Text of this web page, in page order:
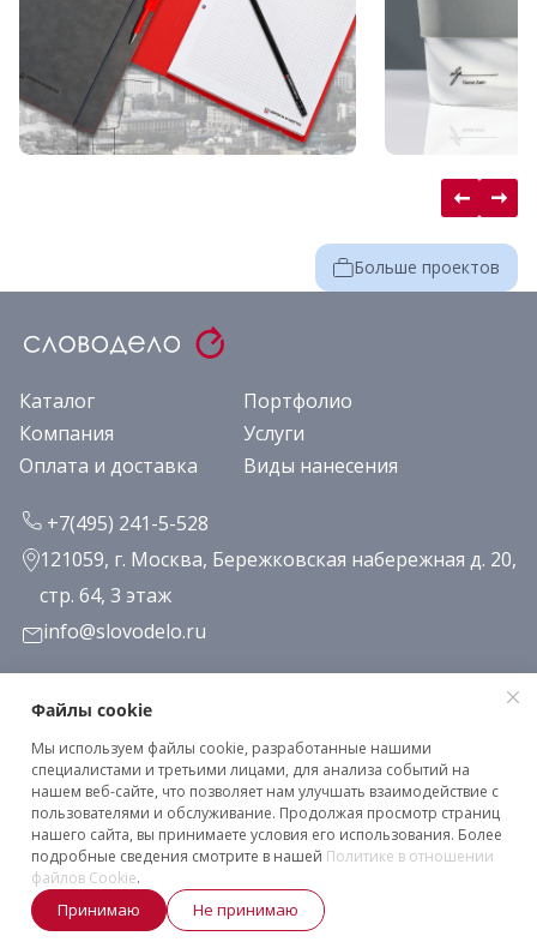
Больше проектов
Каталог
Портфолио
Компания
Услуги
Оплата и доставка
Виды нанесения
+7(495) 241-5-528
121059, г. Москва, Бережковская набережная д. 20,
стр. 64, 3 этаж
info@slovodelo.ru
Заказать звонок
Подписаться на рассылку
Клиентское соглашение
Политика конфиденциальности
2026 © «Словодело». Все права защищены
Файлы cookie
Мы используем файлы cookie, разработанные нашими
специалистами и третьими лицами, для анализа событий на
нашем веб-сайте, что позволяет нам улучшать взаимодействие с
пользователями и обслуживание. Продолжая просмотр страниц
нашего сайта, вы принимаете условия его использования. Более
подробные сведения смотрите в нашей Политике в отношении
файлов Cookie.
Принимаю Не принимаю